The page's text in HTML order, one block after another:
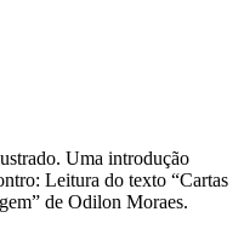
Uma introdução
Leitura do texto “Cartas
de Odilon Moraes.